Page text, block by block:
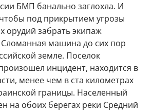
БМП банально заглохла. И
под прикрытием угрозы
орудий забрать экипаж
машина до сих пор
земле. Поселок
инцидент, находится в
менее чем в ста километрах
границы. Населенный
на обоих берегах реки Средний